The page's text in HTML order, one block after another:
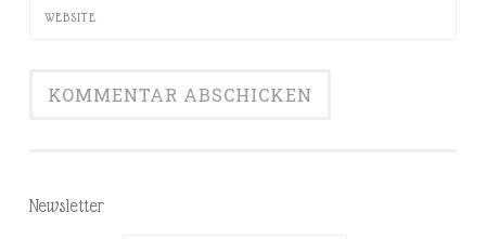
WEBSITE
Newsletter